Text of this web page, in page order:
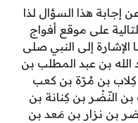
إجابة هذا السؤال لذا
على موقع أفواج
الإشارة إلى النبي صلى
بن عبد المطلب بن
بن مُرّة بن كعب
النّضْر بن كِنانة بن
بن نزار بن مَعد بن